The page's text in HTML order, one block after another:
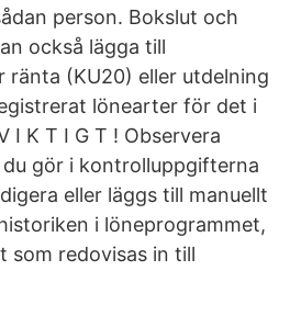
person. Bokslut och
också lägga till
(KU20) eller utdelning
lönearter för det i
I K T I G T ! Observera
gör i kontrolluppgifterna
eller läggs till manuellt
i löneprogrammet,
som redovisas in till